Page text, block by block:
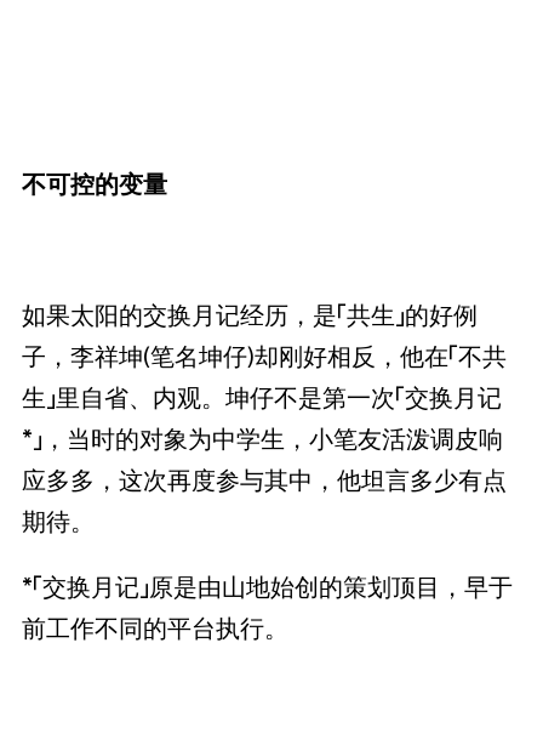
不可控的变量
如果太阳的交换月记经历，是「共生」的好例
子，李祥坤(笔名坤仔)却刚好相反，他在「不共
生」里自省、内观。坤仔不是第一次「交换月记
*」，当时的对象为中学生，小笔友活泼调皮响
应多多，这次再度参与其中，他坦言多少有点
期待。
*「交换月记」原是由山地始创的策划顶目，早于
前工作不同的平台执行。